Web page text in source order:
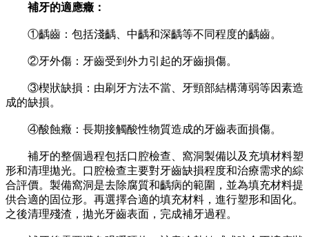
補牙的適應癥：
①齲齒：包括淺齲、中齲和深齲等不同程度的齲齒。
②牙外傷：牙齒受到外力引起的牙齒損傷。
③楔狀缺損：由刷牙方法不當、牙頸部結構薄弱等因素造
成的缺損。
④酸蝕癥：長期接觸酸性物質造成的牙齒表面損傷。
補牙的整個過程包括口腔檢查、窩洞製備以及充填材料塑
形和清理拋光。口腔檢查主要對牙齒缺損程度和治療需求的綜
合評價。製備窩洞是去除腐質和齲病的範圍，並為填充材料提
供合適的固位形。再選擇合適的填充材料，進行塑形和固化。
之後清理殘渣，拋光牙齒表面，完成補牙過程。